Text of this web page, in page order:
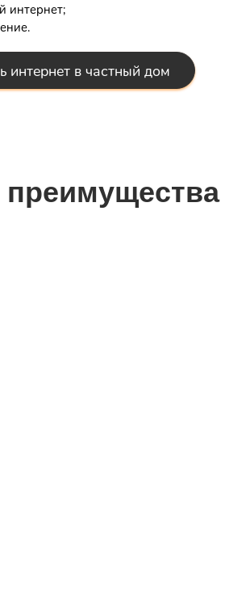
интернет;
интернет в частный дом